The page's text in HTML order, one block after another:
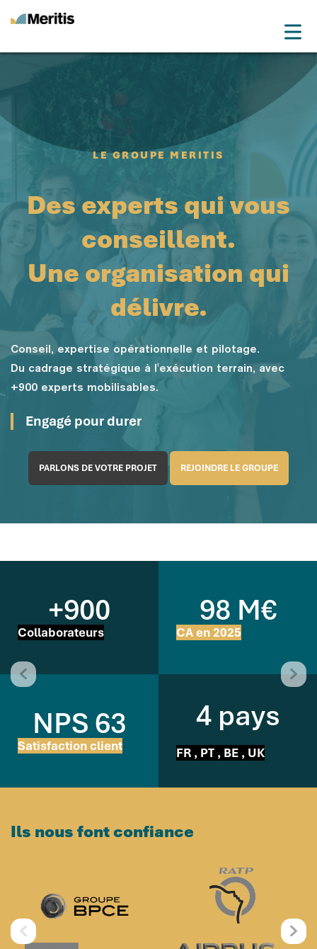
LE GROUPE MERITIS
Des experts qui vous
conseillent.
Une organisation qui
délivre.
Conseil, expertise opérationnelle et pilotage.
Du cadrage stratégique à l'exécution terrain, avec
+900 experts mobilisables.
Engagé pour durer
PARLONS DE VOTRE PROJET REJOINDRE LE GROUPE
+900
Collaborateurs
98 M€
CA en 2025
NPS 63
Satisfaction client
4 pays
FR , PT , BE , UK
Ils nous font confiance